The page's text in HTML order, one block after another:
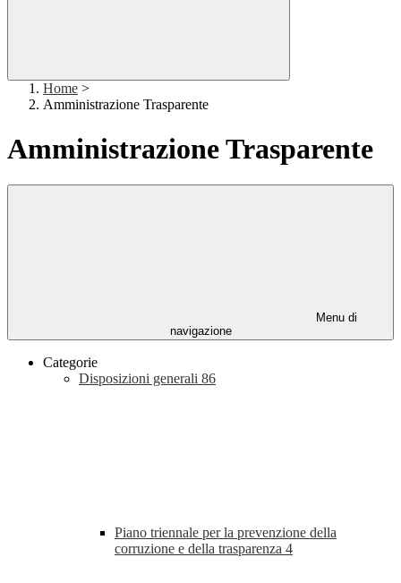
Home >
Amministrazione Trasparente
Amministrazione Trasparente
Menu di
navigazione
Categorie
Disposizioni generali 86
Piano triennale per la prevenzione della
corruzione e della trasparenza 4